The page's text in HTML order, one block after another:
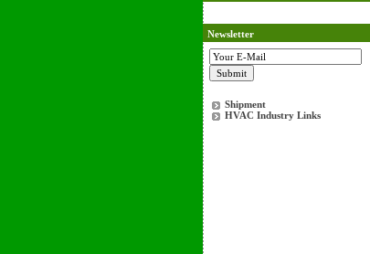
Newsletter
Shipment
HVAC Industry Links